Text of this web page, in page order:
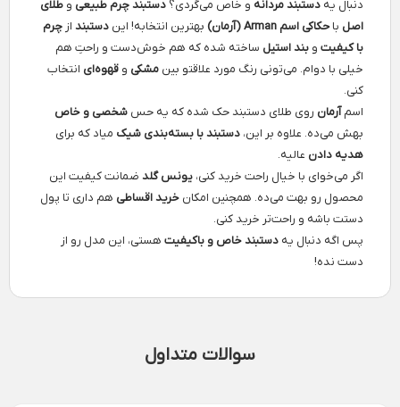
دنبال یه دستبند مردانه و خاص می‌گردی؟ دستبند چرم طبیعی و طلای
اصل باحکاکی اسم Arman (آرمان) بهترین انتخابه! این دستبند از چرم
با کیفیت و بند استیل ساخته شده که هم خوش‌دست و راحت‌ِ هم
خیلی با دوام. می‌تونی رنگ مورد علاقتو بین مشکی و قهوه‌ای انتخاب
کنی.
اسمآرمان روی طلای دستبند حک شده که یه حس شخصی و خاص
بهش می‌ده. علاوه بر این، دستبند با بسته‌بندی شیک میاد که برای
هدیه دادن عالیه.
اگر می‌خوای با خیال راحت خرید کنی، یونس گلد ضمانت کیفیت این
محصول رو بهت می‌ده. همچنین امکان خرید اقساطی هم داری تا پول
دستت باشه و راحت‌تر خرید کنی.
پس اگه دنبال یه دستبند خاص و باکیفیت هستی، این مدل رو از
دست نده!
سوالات متداول